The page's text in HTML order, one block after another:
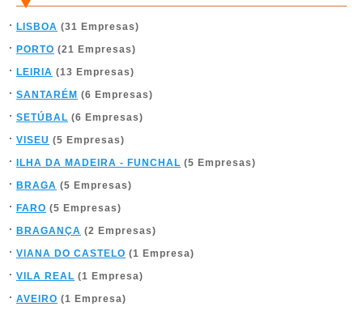
LISBOA (31 Empresas)
PORTO (21 Empresas)
LEIRIA (13 Empresas)
SANTARÉM (6 Empresas)
SETÚBAL (6 Empresas)
VISEU (5 Empresas)
ILHA DA MADEIRA - FUNCHAL (5 Empresas)
BRAGA (5 Empresas)
FARO (5 Empresas)
BRAGANÇA (2 Empresas)
VIANA DO CASTELO (1 Empresa)
VILA REAL (1 Empresa)
AVEIRO (1 Empresa)